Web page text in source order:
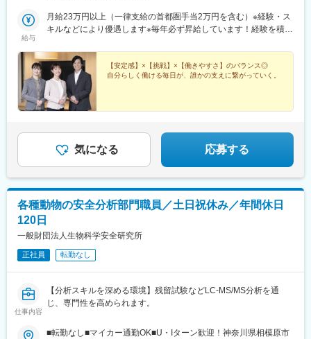
給与
月給23万円以上（一律支給の首都圏手当2万円を含む）※経験・ス
キルなどにより優遇します※毎年必ず昇給しています！経験を積め
【安定感】×【挑戦】×【働きやすさ】のバランス◎
自分らしく働ける毎日が、誰かの支えに繋がっていく。
気になる 応募する
各種動物の安全分析部門職員／土日祝休み／年間休日
120日
一般財団法人生物科学安全研究所
正社員 転勤なし
仕事内容
【分析スキルを深める環境】残留試験などLC-MS/MS分析を通
じ、専門性を高められます。
■転勤なし■マイカー通勤OK■U・Iターン歓迎！神奈川県相模原市